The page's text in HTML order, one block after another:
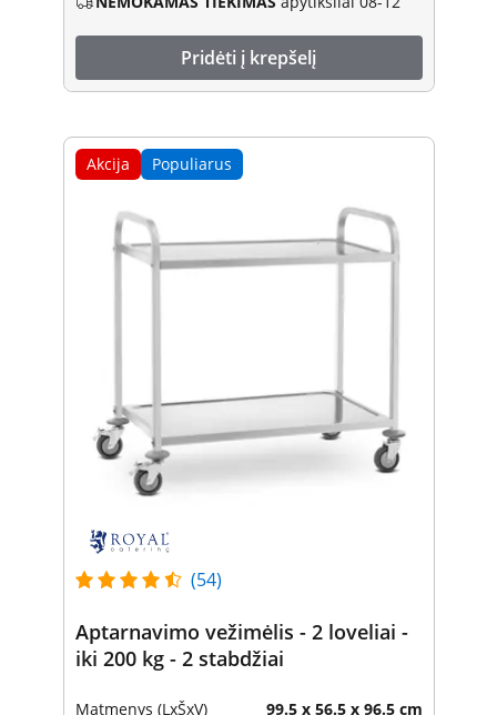
Pridėti į krepšelį
Akcija Populiarus
(54)
Aptarnavimo vežimėlis - 2 loveliai -
iki 200 kg - 2 stabdžiai
Matmenys (LxŠxV) 99.5 x 56.5 x 96.5 cm